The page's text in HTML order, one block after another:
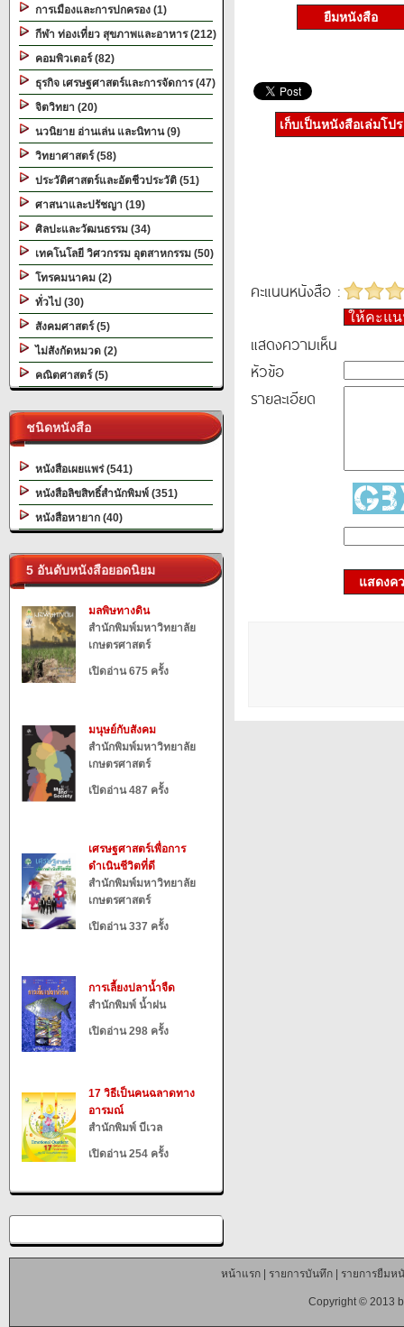
การเมืองและการปกครอง (1)
กีฬา ท่องเที่ยว สุขภาพและอาหาร (212)
คอมพิวเตอร์ (82)
ธุรกิจ เศรษฐศาสตร์และการจัดการ (47)
จิตวิทยา (20)
นวนิยาย อ่านเล่น และนิทาน (9)
วิทยาศาสตร์ (58)
ประวัติศาสตร์และอัตชีวประวัติ (51)
ศาสนาและปรัชญา (19)
ศิลปะและวัฒนธรรม (34)
เทคโนโลยี วิศวกรรม อุตสาหกรรม (50)
โทรคมนาคม (2)
ทั่วไป (30)
สังคมศาสตร์ (5)
ไม่สังกัดหมวด (2)
คณิตศาสตร์ (5)
ชนิดหนังสือ
หนังสือเผยแพร่ (541)
หนังสือลิขสิทธิ์สำนักพิมพ์ (351)
หนังสือหายาก (40)
5 อันดับหนังสือยอดนิยม
มลพิษทางดิน
สำนักพิมพ์มหาวิทยาลัย
เกษตรศาสตร์
เปิดอ่าน 675 ครั้ง
มนุษย์กับสังคม
สำนักพิมพ์มหาวิทยาลัย
เกษตรศาสตร์
เปิดอ่าน 487 ครั้ง
เศรษฐศาสตร์เพื่อการ
ดำเนินชีวิตที่ดี
สำนักพิมพ์มหาวิทยาลัย
เกษตรศาสตร์
เปิดอ่าน 337 ครั้ง
การเลี้ยงปลาน้ำจืด
สำนักพิมพ์ น้ำฝน
เปิดอ่าน 298 ครั้ง
17 วิธีเป็นคนฉลาดทาง
อารมณ์
สำนักพิมพ์ บีเวล
เปิดอ่าน 254 ครั้ง
ยืมหนังสือ
เก็บเป็นหนังสือเล่มโป
คะแนนหนังสือ :
ให้คะแ
แสดงความเห็น
หัวข้อ
รายละเอียด
แสดงค
หน้าแรก| รายการบันทึก| รายการยืมห
Copyright © 2013